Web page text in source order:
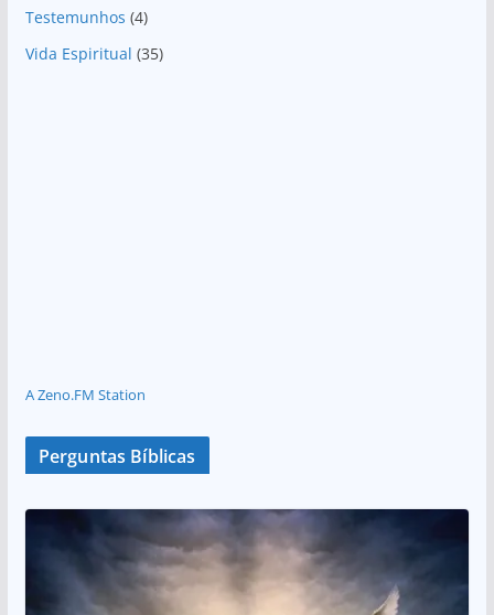
Testemunhos (4)
Vida Espiritual (35)
A Zeno.FM Station
Perguntas Bíblicas